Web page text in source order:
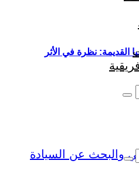
القديمة: نظرة في الأثر